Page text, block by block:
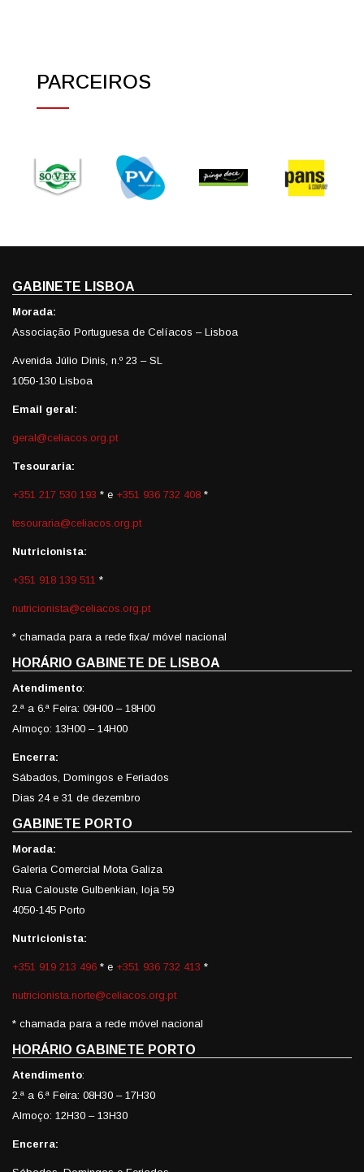
PARCEIROS
GABINETE LISBOA
Morada:
Associação Portuguesa de Celíacos – Lisboa
Avenida Júlio Dinis, n.º 23 – SL
1050-130 Lisboa
Email geral:
geral@celiacos.org.pt
Tesouraria:
+351 217 530 193 * e +351 936 732 408 *
tesouraria@celiacos.org.pt
Nutricionista:
+351 918 139 511 *
nutricionista@celiacos.org.pt
* chamada para a rede fixa/ móvel nacional
HORÁRIO GABINETE DE LISBOA
Atendimento:
2.ª a 6.ª Feira: 09H00 – 18H00
Almoço: 13H00 – 14H00
Encerra:
Sábados, Domingos e Feriados
Dias 24 e 31 de dezembro
GABINETE PORTO
Morada:
Galeria Comercial Mota Galiza
Rua Calouste Gulbenkian, loja 59
4050-145 Porto
Nutricionista:
+351 919 213 496 * e +351 936 732 413 *
nutricionista.norte@celiacos.org.pt
* chamada para a rede móvel nacional
HORÁRIO GABINETE PORTO
Atendimento:
2.ª a 6.ª Feira: 08H30 – 17H30
Almoço: 12H30 – 13H30
Encerra: